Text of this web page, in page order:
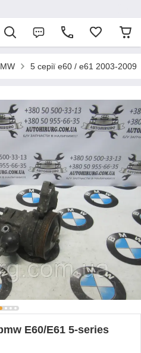
5 серії e60 / e61 2003-2009
E60/E61 5-series